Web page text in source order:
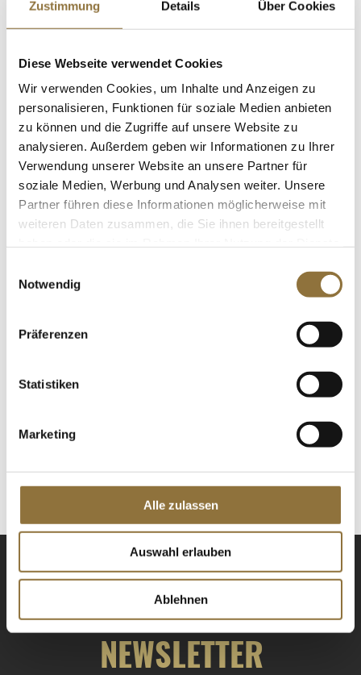
Zustimmung Details Über Cookies
Diese Webseite verwendet Cookies
Wir verwenden Cookies, um Inhalte und Anzeigen zu
personalisieren, Funktionen für soziale Medien anbieten
zu können und die Zugriffe auf unsere Website zu
analysieren. Außerdem geben wir Informationen zu Ihrer
Verwendung unserer Website an unsere Partner für
soziale Medien, Werbung und Analysen weiter. Unsere
Partner führen diese Informationen möglicherweise mit
weiteren Daten zusammen, die Sie ihnen bereitgestellt
Notwendig
Präferenzen
Statistiken
Marketing
Alle zulassen
Auswahl erlauben
Ablehnen
LEBENSMITTELKENNZEICHNUNGEN
Gänserillette - Gänsefleischpastete,
Art.Nr.:31263
€ 7,92
St.
Yakinori ganze Größe, getrocknete
€ 8,55
/ kg
NEWSLETTER